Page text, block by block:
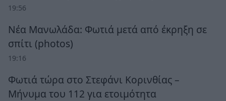
19:56
Νέα Μανωλάδα: Φωτιά μετά από έκρηξη σε
σπίτι (photos)
19:16
Φωτιά τώρα στο Στεφάνι Κορινθίας –
Μήνυμα του 112 για ετοιμότητα